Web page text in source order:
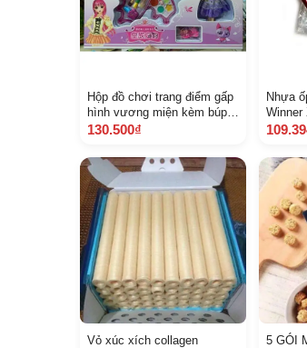
Hộp đồ chơi trang điểm gấp
hình vương miện kèm búp
bê ảnh thật
130.500₫
Nhựa
Winner
màu
Vỏ xúc xích collagen
5 GÓI